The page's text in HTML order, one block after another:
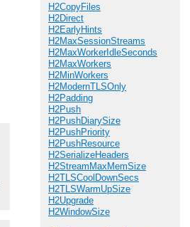
H2CopyFiles
H2Direct
H2EarlyHints
H2MaxSessionStreams
H2MaxWorkerIdleSeconds
H2MaxWorkers
H2MinWorkers
H2ModernTLSOnly
H2Padding
H2Push
H2PushDiarySize
H2PushPriority
H2PushResource
H2SerializeHeaders
H2StreamMaxMemSize
H2TLSCoolDownSecs
H2TLSWarmUpSize
H2Upgrade
H2WindowSize